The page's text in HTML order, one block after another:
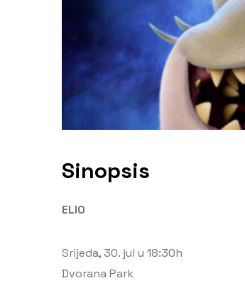
Sinopsis
ELIO
Srijeda, 30. jul u 18:30h
Dvorana Park